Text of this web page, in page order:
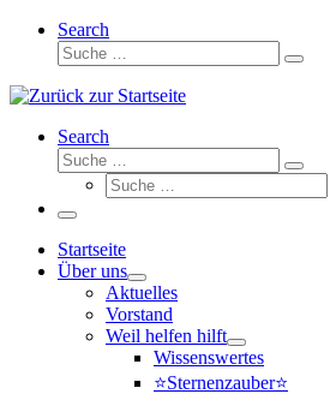
Search
Suche
Suche
Search
Suche
Suche
Suche
Menü
Startseite
Über uns
Aktuelles
Vorstand
Weil helfen hilft
Wissenswertes
⭐Sternenzauber⭐